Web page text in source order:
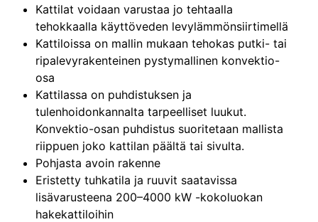
Kattilat voidaan varustaa jo tehtaalla
tehokkaalla käyttöveden levylämmönsiirtimellä
Kattiloissa on mallin mukaan tehokas putki- tai
ripalevyrakenteinen pystymallinen konvektio-
osa
Kattilassa on puhdistuksen ja
tulenhoidonkannalta tarpeelliset luukut.
Konvektio-osan puhdistus suoritetaan mallista
riippuen joko kattilan päältä tai sivulta.
Pohjasta avoin rakenne
Eristetty tuhkatila ja ruuvit saatavissa
lisävarusteena 200–4000 kW -kokoluokan
hakekattiloihin